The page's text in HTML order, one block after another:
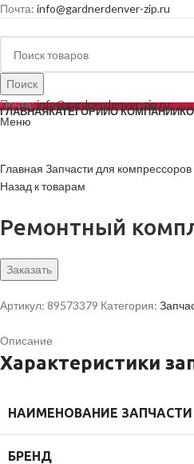
Почта: info@gardnerdenver-zip.ru
Поиск
Почта:info@gardnerdenver-zip.ru
Меню
ГЛАВНАЯКАТЕГОРИИО КОМПАНИИ
Главная Запчасти для компрессоров
Назад к товарам
Ремонтный
Заказать
Артикул: 89573379 Категория:
Описание
Характеристики
НАИМЕНОВАНИЕ ЗАПЧАСТИ
БРЕНД